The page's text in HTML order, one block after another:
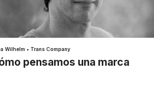
Wilhelm • Trans Company
pensamos una marca